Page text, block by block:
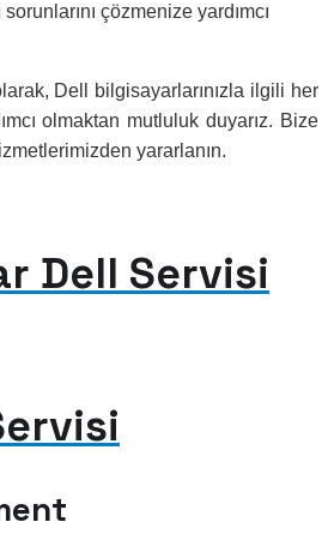
sorunlarını çözmenize yardımcı
Dell bilgisayarlarınızla ilgili her
olmaktan mutluluk duyarız. Bize
yararlanın.
Dell Servisi